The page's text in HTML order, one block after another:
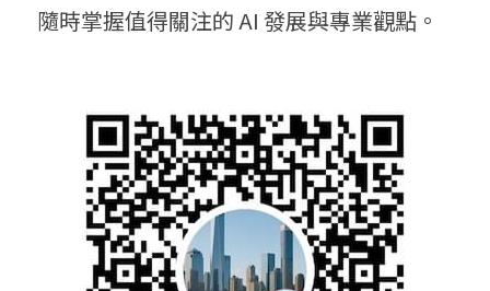
隨時掌握值得關注的 AI 發展與專業觀點。